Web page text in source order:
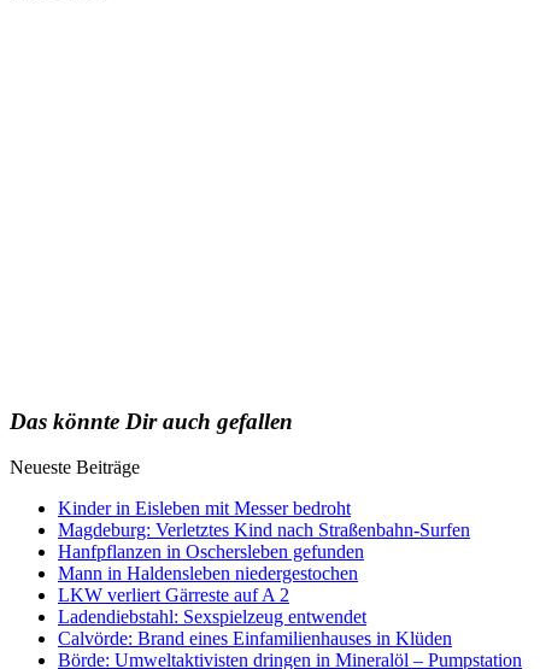
Das könnte Dir auch gefallen
Neueste Beiträge
Kinder in Eisleben mit Messer bedroht
Magdeburg: Verletztes Kind nach Straßenbahn-Surfen
Hanfpflanzen in Oschersleben gefunden
Mann in Haldensleben niedergestochen
LKW verliert Gärreste auf A 2
Ladendiebstahl: Sexspielzeug entwendet
Calvörde: Brand eines Einfamilienhauses in Klüden
Börde: Umweltaktivisten dringen in Mineralöl – Pumpstation